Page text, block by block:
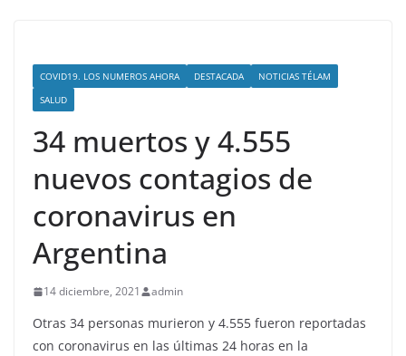
COVID19. LOS NUMEROS AHORA DESTACADA
NOTICIAS TÉLAM
SALUD
34 muertos y 4.555
nuevos contagios de
coronavirus en
Argentina
14 diciembre, 2021 admin
Otras 34 personas murieron y 4.555 fueron reportadas
con coronavirus en las últimas 24 horas en la